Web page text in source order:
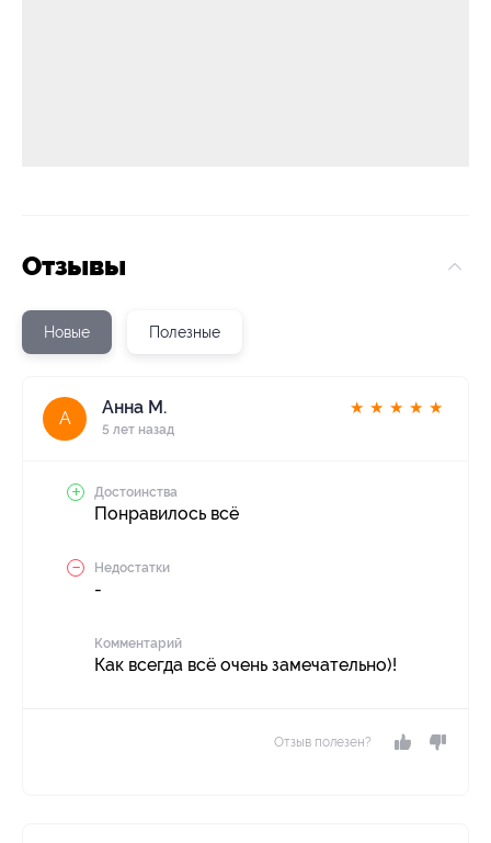
Отзывы
Новые Полезные
А
Анна М.
5 лет назад
★ ★ ★ ★ ★
Достоинства
Понравилось всё
Недостатки
-
Комментарий
Как всегда всё очень замечательно)!
Отзыв полезен?